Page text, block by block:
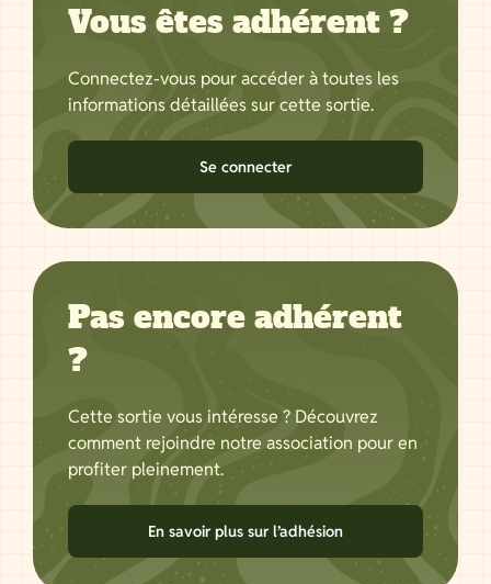
Vous êtes adhérent ?
Connectez-vous pour accéder à toutes les
informations détaillées sur cette sortie.
Se connecter
Pas encore adhérent
?
Cette sortie vous intéresse ? Découvrez
comment rejoindre notre association pour en
profiter pleinement.
En savoir plus sur l’adhésion